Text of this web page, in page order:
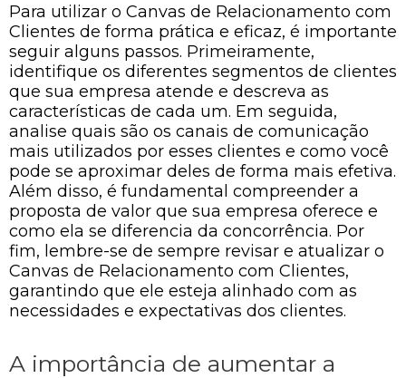
Para utilizar o Canvas de Relacionamento com
Clientes de forma prática e eficaz, é importante
seguir alguns passos. Primeiramente,
identifique os diferentes segmentos de clientes
que sua empresa atende e descreva as
características de cada um. Em seguida,
analise quais são os canais de comunicação
mais utilizados por esses clientes e como você
pode se aproximar deles de forma mais efetiva.
Além disso, é fundamental compreender a
proposta de valor que sua empresa oferece e
como ela se diferencia da concorrência. Por
fim, lembre-se de sempre revisar e atualizar o
Canvas de Relacionamento com Clientes,
garantindo que ele esteja alinhado com as
necessidades e expectativas dos clientes.
A importância de aumentar a